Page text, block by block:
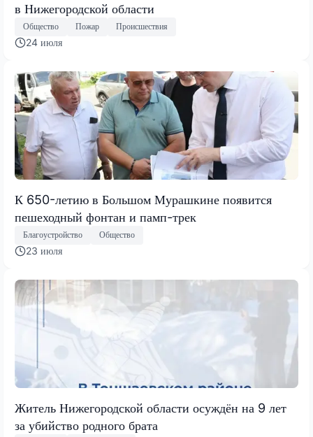
в Нижегородской области
Общество Пожар Происшествия
24 июля
К 650-летию в Большом Мурашкине появится
пешеходный фонтан и памп-трек
Благоустройство Общество
23 июля
Житель Нижегородской области осуждён на 9 лет
за убийство родного брата